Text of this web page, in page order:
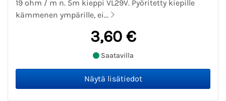
19 ohm / m n. 5m kieppi VL29V. Pyöritetty kiepille
kämmenen ympärille, ei...
3,60 €
Saatavilla